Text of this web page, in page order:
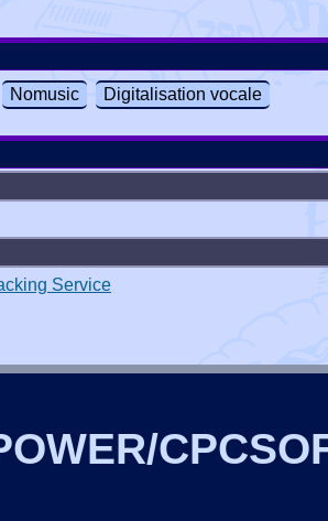
Nomusic Digitalisation vocale
Service